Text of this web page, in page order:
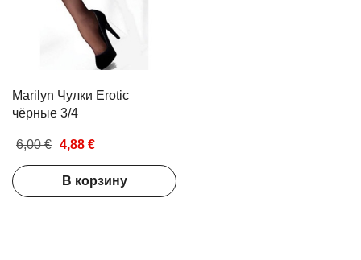
Marilyn Чулки Erotic
чёрные 3/4
6,00 € 4,88 €
В корзину